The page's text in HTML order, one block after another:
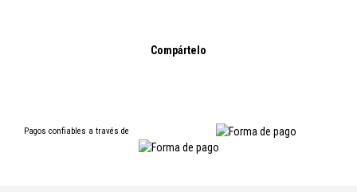
Compártelo
Pagos confiables a través de